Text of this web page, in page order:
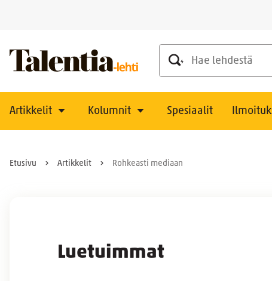
Hae lehdestä
Artikkelit Kolumnit Spesiaalit
Etusivu Artikkelit Rohkeasti mediaan
Luetuimmat